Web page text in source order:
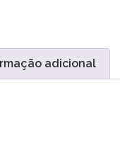
adicional